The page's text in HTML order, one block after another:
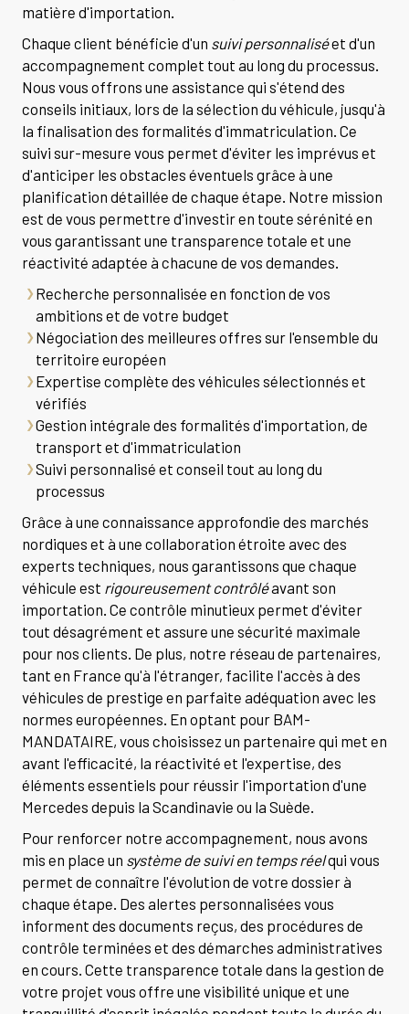
matière d'importation.
Chaque client bénéficie d'un suivi personnaliséet d'un
accompagnement complet tout au long du processus.
Nous vous offrons une assistance qui s'étend des
conseils initiaux, lors de la sélection du véhicule, jusqu'à
la finalisation des formalités d'immatriculation. Ce
suivi sur-mesure vous permet d'éviter les imprévus et
d'anticiper les obstacles éventuels grâce à une
planification détaillée de chaque étape. Notre mission
est de vous permettre d'investir en toute sérénité en
vous garantissant une transparence totale et une
réactivité adaptée à chacune de vos demandes.
Recherche personnalisée en fonction de vos
ambitions et de votre budget
Négociation des meilleures offres sur l'ensemble du
territoire européen
Expertise complète des véhicules sélectionnés et
vérifiés
Gestion intégrale des formalités d'importation, de
transport et d'immatriculation
Suivi personnalisé et conseil tout au long du
processus
Grâce à une connaissance approfondie des marchés
nordiques et à une collaboration étroite avec des
experts techniques, nous garantissons que chaque
véhicule est rigoureusement contrôléavant son
importation. Ce contrôle minutieux permet d'éviter
tout désagrément et assure une sécurité maximale
pour nos clients. De plus, notre réseau de partenaires,
tant en France qu'à l'étranger, facilite l'accès à des
véhicules de prestige en parfaite adéquation avec les
normes européennes. En optant pour BAM-
MANDATAIRE, vous choisissez un partenaire qui met en
avant l'efficacité, la réactivité et l'expertise, des
éléments essentiels pour réussir l'importation d'une
Mercedes depuis la Scandinavie ou la Suède.
Pour renforcer notre accompagnement, nous avons
mis en place un système de suivi en temps réelqui vous
permet de connaître l'évolution de votre dossier à
chaque étape. Des alertes personnalisées vous
informent des documents reçus, des procédures de
contrôle terminées et des démarches administratives
en cours. Cette transparence totale dans la gestion de
votre projet vous offre une visibilité unique et une